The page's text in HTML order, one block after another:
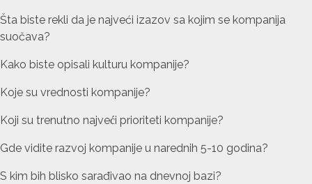
Šta biste rekli da je najveći izazov sa kojim se kompanija
suočava?
Kako biste opisali kulturu kompanije?
Koje su vrednosti kompanije?
Koji su trenutno najveći prioriteti kompanije?
Gde vidite razvoj kompanije u narednih 5-10 godina?
S kim bih blisko sarađivao na dnevnoj bazi?